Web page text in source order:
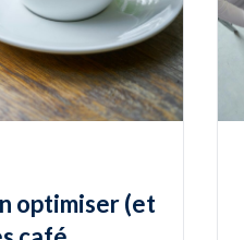
optimiser (et